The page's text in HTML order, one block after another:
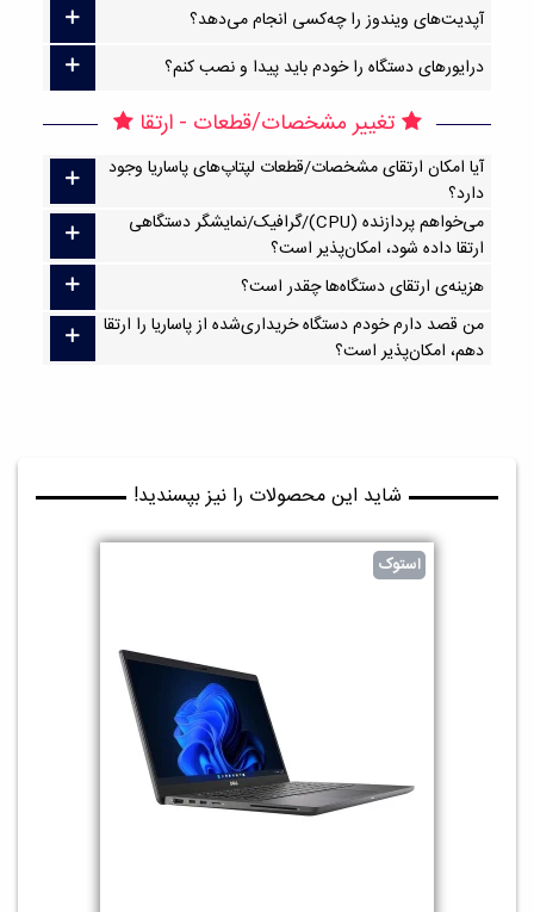
آپدیت‌های ویندوز را چه‌کسی انجام می‌دهد؟
درایورهای دستگاه را خودم باید پیدا و نصب کنم؟
تغییر مشخصات/قطعات - ارتقا
آیا امکان ارتقا‌ی مشخصات/قطعات لپتاپ‌های پاساریا وجود
دارد؟
می‌خواهم پردازنده (CPU)/گرافیک/نمایشگر دستگاهی
ارتقا داده شود، امکان‌پذیر است؟
هزینه‌ی ارتقای دستگاه‌ها چقدر است؟
من قصد دارم خودم دستگاه خریداری‌شده از پاساریا را ارتقا
دهم، امکان‌پذیر است؟
شاید این محصولات را نیز بپسندید!
استوک